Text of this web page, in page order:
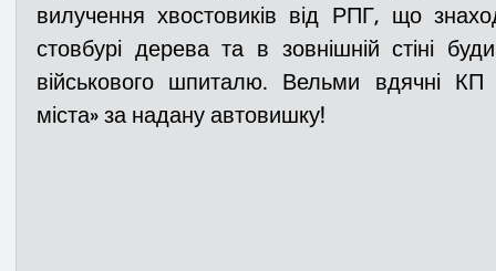
вилучення хвостовиків від РПГ, що
стовбурі дерева та в зовнішній стіні
військового шпиталю. Вельми вдячні КП
міста» за надану автовишку!